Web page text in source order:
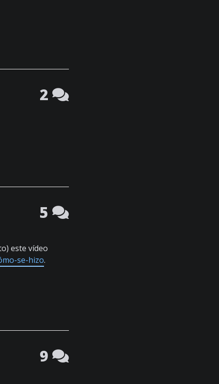
2
5
este vídeo
se-hizo.
9